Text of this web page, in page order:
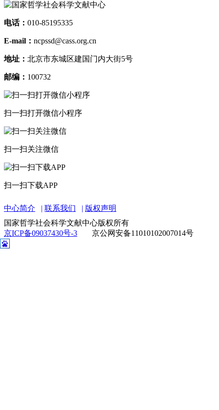
电话： 010-85195335
E-mail： ncpssd@cass.org.cn
地址： 北京市东城区建国门内大街5号
邮编： 100732
扫一扫打开微信小程序
扫一扫关注微信
扫一扫下载APP
中心简介 联系我们
版权声明
国家哲学社会科学文献中心版权所有
京ICP备09037430号-3
京公网安备11010102007014号